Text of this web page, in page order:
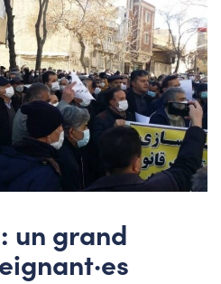
un grand